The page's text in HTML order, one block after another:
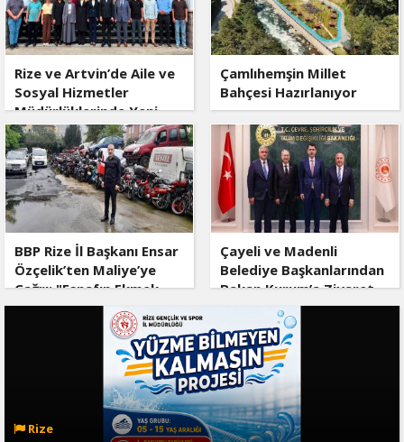
Rize ve Artvin’de Aile ve
Sosyal Hizmetler
Müdürlüklerinde Yeni
Dönem
Çamlıhemşin Millet
Bahçesi Hazırlanıyor
BBP Rize İl Başkanı Ensar
Özçelik’ten Maliye’ye
Çağrı: "Esnafın Ekmek
Teknesine Haciz Borcu
Ödetmez, Üretimi
Çayeli ve Madenli
Belediye Başkanlarından
Bakan Kurum’a Ziyaret
Rize